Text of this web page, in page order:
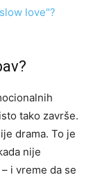
tako završe.
drama. To je
nije
i vreme da se